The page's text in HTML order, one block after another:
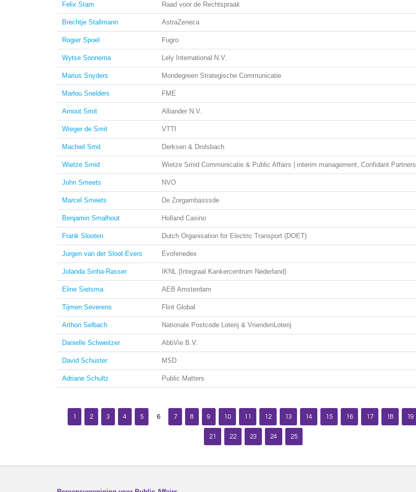
Felix Stam Raad voor de Rechtspraak
Brechtje Stallmann AstraZeneca
Rogier Spoel Fugro
Wytse Sonnema Lely International N.V.
Marius Snyders Mondegreen Strategische Communicatie
Marlou Snelders FME
Arnout Smit Alliander N.V.
Wieger de Smit VTTI
Machiel Smit Derksen & Drolsbach
Wietze Smid Wietze Smid Communicatie & Public Affairs | interim management, Confidant Partners
John Smeets NVO
Marcel Smeets De Zorgambasssde
Benjamin Smalhout Holland Casino
Frank Slooten Dutch Organisation for Electric Transport (DOET)
Jurgen van der Sloot-Evers Evofenedex
Jolanda Sinha-Rasser IKNL (Integraal Kankercentrum Nederland)
Eline Sietsma AEB Amsterdam
Tijmen Severens Flint Global
Arthon Selbach Nationale Postcode Loterij & VriendenLoterij
Danielle Schweitzer AbbVie B.V.
David Schuster MSD
Adriane Schultz Public Matters
1 2 3 4 5 6 7 8 9 10 11 12 13 14 15 16 17 18 19
21 22 23 24 25